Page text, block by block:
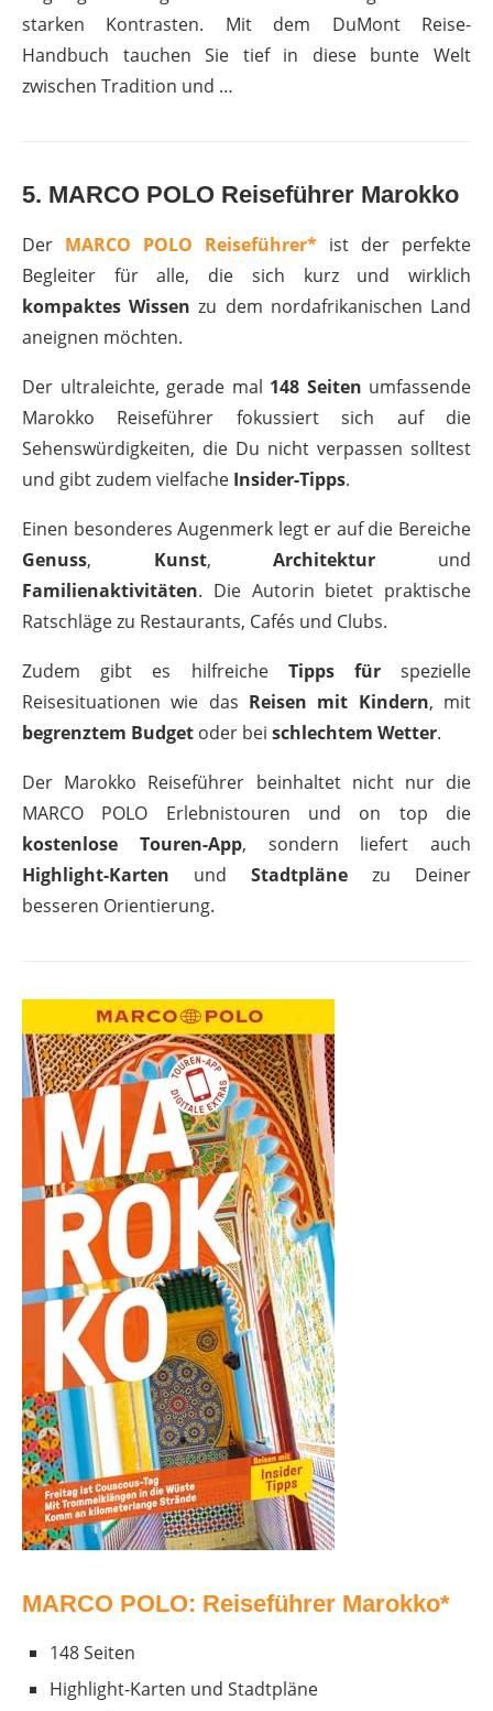
starken Kontrasten. Mit dem DuMont Reise-
Handbuch tauchen Sie tief in diese bunte Welt
zwischen Tradition und …
5. MARCO POLO Reiseführer Marokko
Der MARCO POLO Reiseführer* ist der perfekte
Begleiter für alle, die sich kurz und wirklich
kompaktes Wissen zu dem nordafrikanischen Land
aneignen möchten.
Der ultraleichte, gerade mal 148 Seiten umfassende
Marokko Reiseführer fokussiert sich auf die
Sehenswürdigkeiten, die Du nicht verpassen solltest
und gibt zudem vielfache Insider-Tipps.
Einen besonderes Augenmerk legt er auf die Bereiche
Genuss, Kunst,Architektur und
Familienaktivitäten. Die Autorin bietet praktische
Ratschläge zu Restaurants, Cafés und Clubs.
Zudem gibt es hilfreiche Tipps fürspezielle
Reisesituationen wie das Reisen mit Kindern, mit
begrenztem Budget oder bei schlechtem Wetter.
Der Marokko Reiseführer beinhaltet nicht nur die
MARCO POLO Erlebnistouren und on top die
kostenlose Touren-App, sondern liefert auch
Highlight-Karten und Stadtpläne zu Deiner
besseren Orientierung.
MARCO POLO: Reiseführer Marokko*
148 Seiten
Highlight-Karten und Stadtpläne